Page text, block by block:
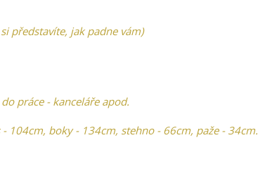
představíte, jak padne vám)
práce - kanceláře apod.
boky - 134cm, stehno - 66cm, paže - 34cm.